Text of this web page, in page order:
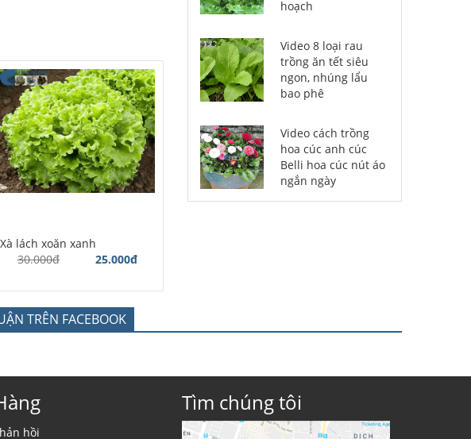
Xà lách xoăn xanh
30.000đ
25.000đ
hoạch
Video 8 loại rau
trồng ăn tết siêu
ngon, nhúng lẩu
bao phê
Video cách trồng
hoa cúc anh cúc
Belli hoa cúc nút áo
ngắn ngày
TRÊN FACEBOOK
hồi
Tìm chúng tôi